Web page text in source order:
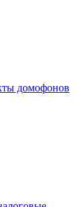
домофонов